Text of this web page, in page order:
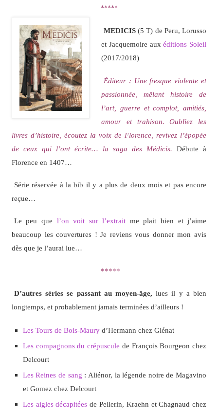
*****
MEDICIS(5 T) de Peru, Lorusso
et Jacquemoire auxéditions Soleil
(2017/2018)
Éditeur : Une fresque violente et
passionnée, mêlant histoire de
l’art, guerre et complot, amitiés,
amour et trahison. Oubliez les
livres d’histoire, écoutez la voix de Florence, revivez l’épopée
de ceux qui l’ont écrite… la saga des Médicis. Débute à
Florence en 1407…
Série réservée à la bib il y a plus de deux mois et pas encore
reçue…
Le peu que l’on voit sur l’extrait me plait bien et j’aime
beaucoup les couvertures ! Je reviens vous donner mon avis
dès que je l’aurai lue…
*****
D’autres séries se passant au moyen-âge,lues il y a bien
longtemps, et probablement jamais terminées d’ailleurs !
Les Tours de Bois-Mauryd’Hermann chez Glénat
Les compagnons du crépuscule de François Bourgeon chez
Delcourt
Les Reines de sang : Aliénor, la légende noire de Magavino
et Gomez chez Delcourt
Les aigles décapitées de Pellerin, Kraehn et Chagnaud chez